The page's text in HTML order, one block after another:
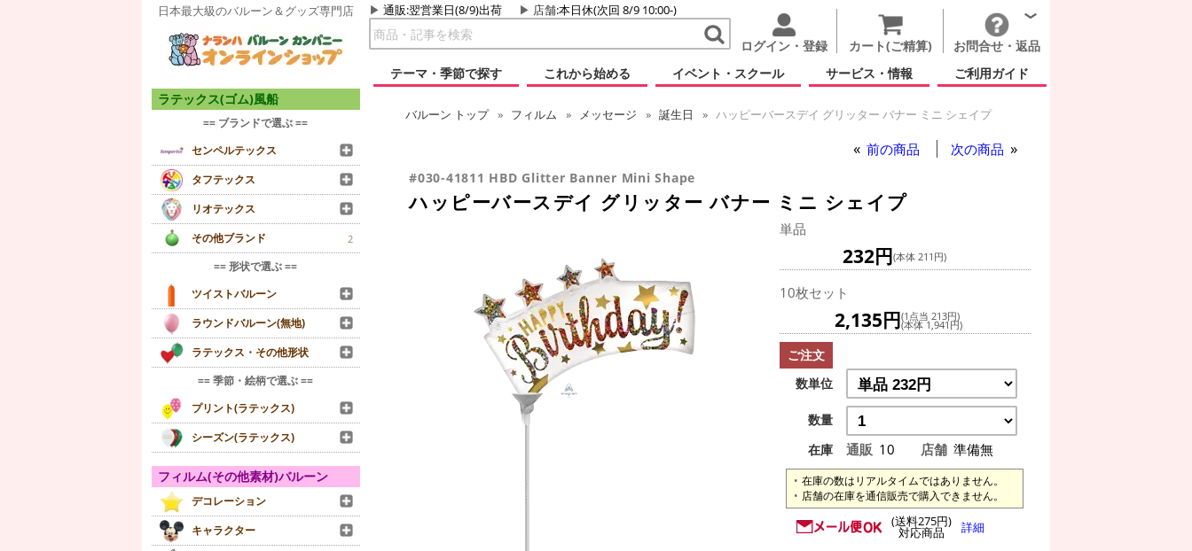
日本最大級のバルーン＆グッズ専門店 通販:翌営業日(8/9)出荷 店舗:本日休(次回 8/9 10:00-)
ログイン・登録 カート(ご精算)
お問合せ・返品
テーマ・季節で探す
これから始める イベント・スクール サービス・情報 ご利用ガイド
ラテックス(ゴム)風船
== ブランドで選ぶ ==
センペルテックス
タフテックス
リオテックス
その他ブランド
2
== 形状で選ぶ ==
ツイストバルーン
ラウンドバルーン(無地)
ラテックス・その他形状
== 季節・絵柄で選ぶ ==
プリント(ラテックス)
シーズン(ラテックス)
フィルム(その他素材)バルーン
デコレーション
キャラクター
バルーン トップ フィルム メッセージ 誕生日 ハッピーバースデイ グリッター バナー ミニ シェイプ
前の商品 次の商品
#030-41811 HBD Glitter Banner Mini Shape
ハッピーバースデイ グリッター バナー ミニ シェイプ
単品
232円(本体 211円)
10枚セット
2,135円(1点当 213円)
(本体 1,941円)
ご注文
数単位
数量
在庫
通販 10 店舗 準備無
在庫の数はリアルタイムではありません。
店舗の在庫を通信販売で購入できません。
(送料275円)
対応商品 詳細